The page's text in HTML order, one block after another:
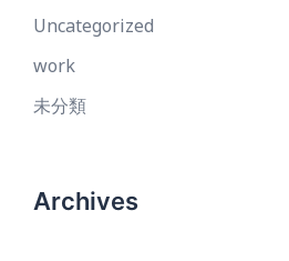
Uncategorized
work
未分類
Archives